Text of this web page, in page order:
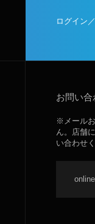
ログイン
お問い合
※メール
ん。店舗
い合わせ